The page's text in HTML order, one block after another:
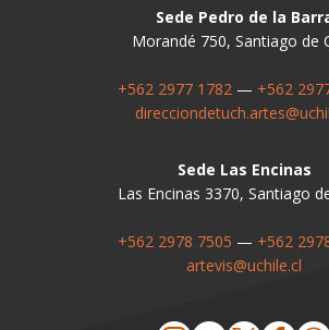
Sede Pedro de la
Morandé 750, Santiago de
+562 2977 1782— +562
Sede Las Encinas
Las Encinas 3370, Santiago
+562 2978 7505 — +562
artevis@uchile.cl